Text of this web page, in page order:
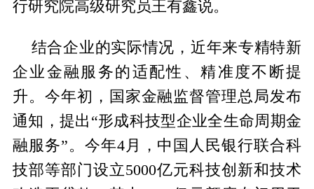
行研究院高级研究员王有鑫说。
结合企业的实际情况，近年来专精特新
企业金融服务的适配性、精准度不断提
升。今年初，国家金融监督管理总局发布
通知，提出“形成科技型企业全生命周期金
融服务”。今年4月，中国人民银行联合科
技部等部门设立5000亿元科技创新和技术